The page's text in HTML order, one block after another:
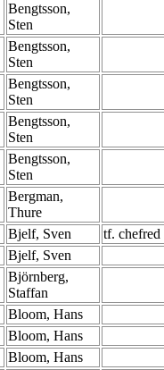
Bengtsson,
Sten
Bengtsson,
Sten
Bengtsson,
Sten
Bengtsson,
Sten
Bengtsson,
Sten
Bergman,
Thure
Bjelf, Sven tf. chefred
Bjelf, Sven
Björnberg,
Staffan
Bloom, Hans
Bloom, Hans
Bloom, Hans